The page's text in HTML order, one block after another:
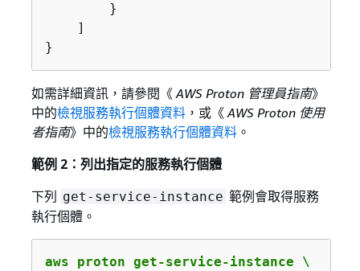
        }
    ]
}
如需詳細資訊，請參閱《AWS Proton 管理員指南》
中的檢視服務執行個體資料，或《AWS Proton 使用
者指南》中的檢視服務執行個體資料。
範例 2：列出指定的服務執行個體
下列
get-service-instance 範例會取得服務
執行個體。
aws proton get-service-instance \